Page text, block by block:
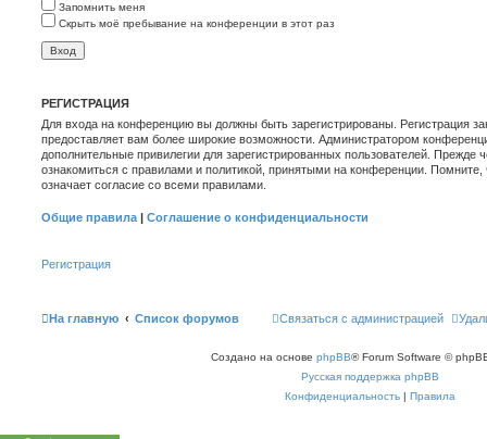
Запомнить меня
Скрыть моё пребывание на конференции в этот раз
РЕГИСТРАЦИЯ
Для входа на конференцию вы должны быть зарегистрированы. Регистрация
предоставляет вам более широкие возможности. Администратором
дополнительные привилегии для зарегистрированных пользователей. Прежде
ознакомиться с правилами и политикой, принятыми на конференции.
означает согласие со всеми правилами.
Общие правила | Соглашение о конфиденциальности
Регистрация
На главную Список форумов Связаться с администрацией
Создано на основе phpBB® Forum Software ©
Русская поддержка phpBB
Конфиденциальность | Правила